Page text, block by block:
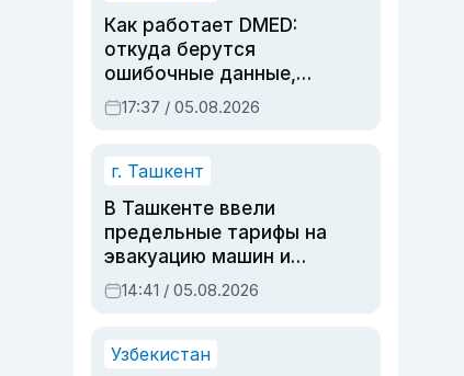
Как работает DMED:
откуда берутся
ошибочные данные,
дубли аккаунтов и
очереди по онлайн-
17:37 / 05.08.2026
г. Ташкент
В Ташкенте ввели
предельные тарифы на
эвакуацию машин и
штрафстоянки
14:41 / 05.08.2026
Узбекистан